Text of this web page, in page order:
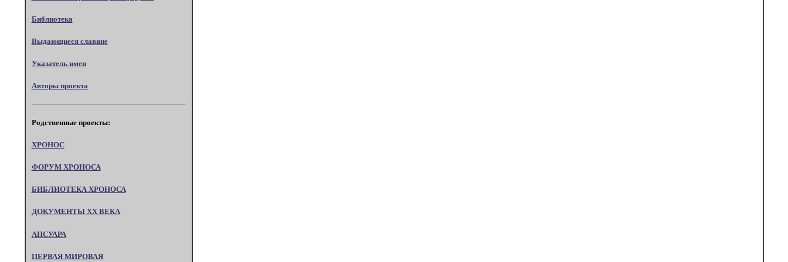
Библиотека
Выдающиеся славяне
Указатель имен
Авторы проекта
Родственные проекты:
ХРОНОС
ФОРУМ ХРОНОСА
БИБЛИОТЕКА ХРОНОСА
ДОКУМЕНТЫ XX ВЕКА
АПСУАРА
ПЕРВАЯ МИРОВАЯ